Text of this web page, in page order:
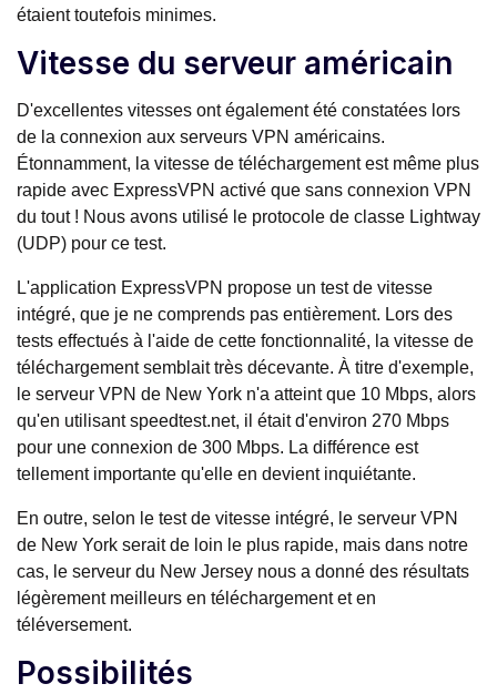
étaient toutefois minimes.
Vitesse du serveur américain
D'excellentes vitesses ont également été constatées lors
de la connexion aux serveurs VPN américains.
Étonnamment, la vitesse de téléchargement est même plus
rapide avec ExpressVPN activé que sans connexion VPN
du tout ! Nous avons utilisé le protocole de classe Lightway
(UDP) pour ce test.
L'application ExpressVPN propose un test de vitesse
intégré, que je ne comprends pas entièrement. Lors des
tests effectués à l'aide de cette fonctionnalité, la vitesse de
téléchargement semblait très décevante. À titre d'exemple,
le serveur VPN de New York n'a atteint que 10 Mbps, alors
qu'en utilisant speedtest.net, il était d'environ 270 Mbps
pour une connexion de 300 Mbps. La différence est
tellement importante qu'elle en devient inquiétante.
En outre, selon le test de vitesse intégré, le serveur VPN
de New York serait de loin le plus rapide, mais dans notre
cas, le serveur du New Jersey nous a donné des résultats
légèrement meilleurs en téléchargement et en
téléversement.
Possibilités